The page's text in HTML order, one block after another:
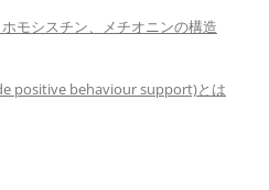
モシスチン、メチオニンの構造
positive behaviour support)とは